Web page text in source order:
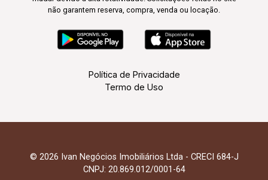
não garantem reserva, compra, venda ou locação.
Política de Privacidade
Termo de Uso
© 2026 Ivan Negócios Imobiliários Ltda - CRECI 684-J
CNPJ: 20.869.012/0001-64